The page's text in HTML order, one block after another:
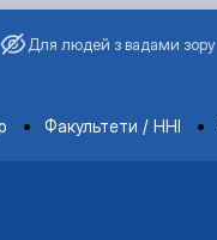
Для людей з вадами зору
Факультети / ННІ